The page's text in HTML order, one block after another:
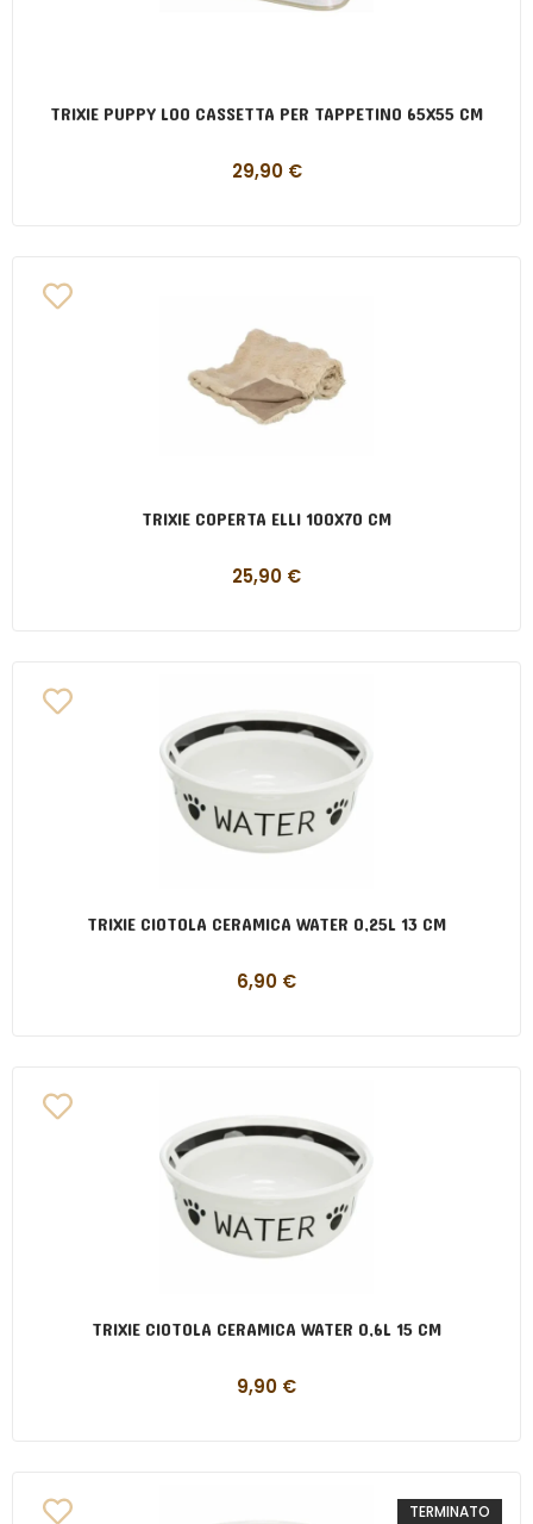
TRIXIE PUPPY LOO CASSETTA PER TAPPETINO 65X55 CM
29,90 €
TRIXIE COPERTA ELLI 100X70 CM
25,90 €
TRIXIE CIOTOLA CERAMICA WATER 0,25L 13 CM
6,90 €
TRIXIE CIOTOLA CERAMICA WATER 0,6L 15 CM
9,90 €
TERMINATO